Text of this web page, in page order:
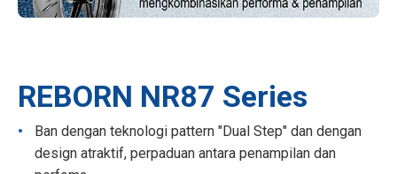
REBORN NR87 Series
Ban dengan teknologi pattern "Dual Step" dan dengan
design atraktif, perpaduan antara penampilan dan